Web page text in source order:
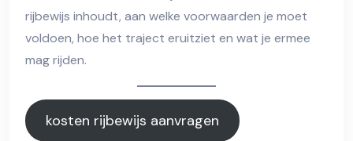
rijbewijs inhoudt, aan welke voorwaarden je moet
voldoen, hoe het traject eruitziet en wat je ermee
mag rijden.
kosten rijbewijs aanvragen